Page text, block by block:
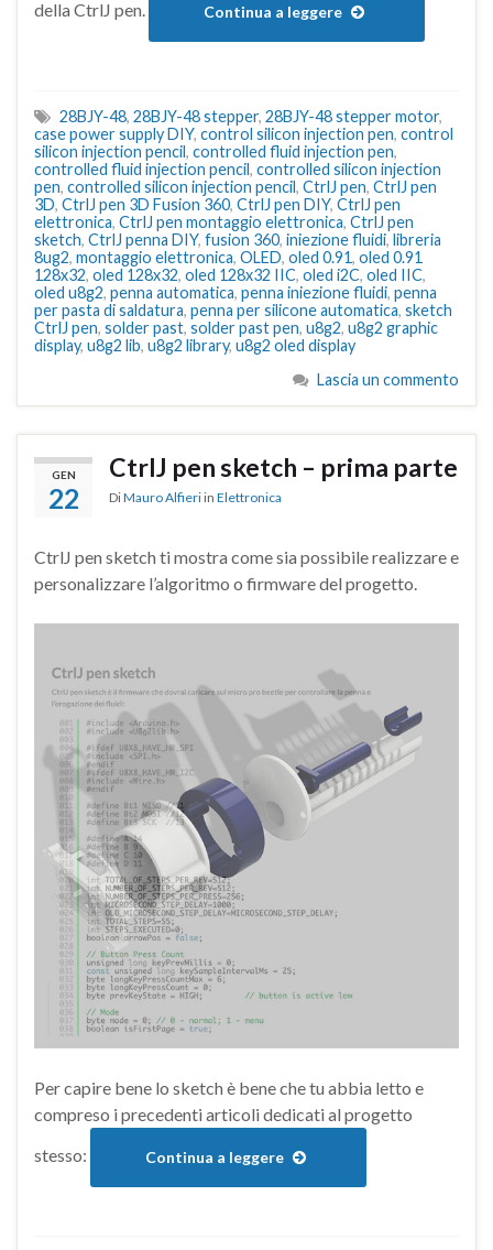
della CtrlJ pen. Continua a leggere
28BJY-48, 28BJY-48 stepper, 28BJY-48 stepper motor,
case power supply DIY, control silicon injection pen, control
silicon injection pencil, controlled fluid injection pen,
controlled fluid injection pencil, controlled silicon injection
pen, controlled silicon injection pencil, CtrlJ pen, CtrlJ pen
3D, CtrlJ pen 3D Fusion 360, CtrlJ pen DIY, CtrlJ pen
elettronica, CtrlJ pen montaggio elettronica, CtrlJ pen
sketch, CtrlJ penna DIY, fusion 360, iniezione fluidi, libreria
8ug2, montaggio elettronica, OLED, oled 0.91, oled 0.91
128x32, oled 128x32, oled 128x32 IIC, oled i2C, oled IIC,
oled u8g2, penna automatica, penna iniezione fluidi, penna
per pasta di saldatura, penna per silicone automatica, sketch
CtrlJ pen, solder past, solder past pen, u8g2, u8g2 graphic
display, u8g2 lib, u8g2 library, u8g2 oled display
Lascia un commento
GEN
22
CtrlJ pen sketch – prima parte
DiMauro Alfieri in Elettronica
CtrlJ pen sketch ti mostra come sia possibile realizzare e
personalizzare l’algoritmo o firmware del progetto.
Per capire bene lo sketch è bene che tu abbia letto e
compreso i precedenti articoli dedicati al progetto
stesso:
Continua a leggere